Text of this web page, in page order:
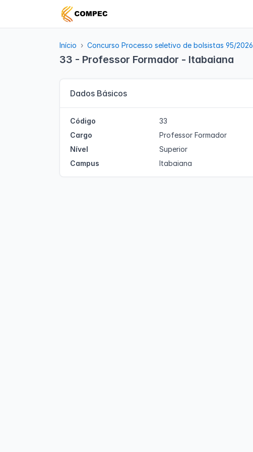
Início Concurso Processo seletivo de bolsistas 95/2026
33 - Professor Formador - Itabaiana
Dados Básicos
Código
33
Cargo
Professor Formador
Nível
Superior
Campus
Itabaiana